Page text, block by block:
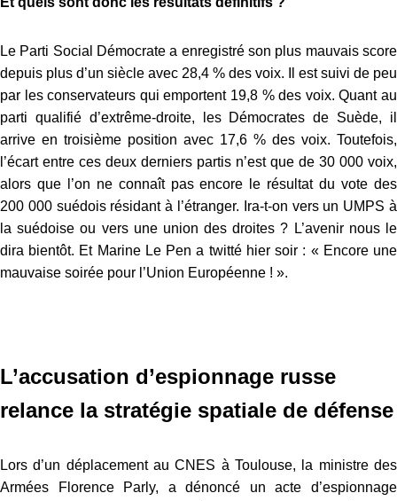
Le Parti Social Démocrate a enregistré son plus mauvais score
depuis plus d’un siècle avec 28,4 % des voix. Il est suivi de peu
par les conservateurs qui emportent 19,8 % des voix. Quant au
parti qualifié d’extrême-droite, les Démocrates de Suède, il
arrive en troisième position avec 17,6 % des voix. Toutefois,
l’écart entre ces deux derniers partis n’est que de 30 000 voix,
alors que l’on ne connaît pas encore le résultat du vote des
200 000 suédois résidant à l’étranger. Ira-t-on vers un UMPS à
la suédoise ou vers une union des droites ? L’avenir nous le
dira bientôt. Et Marine Le Pen a twitté hier soir : « Encore une
mauvaise soirée pour l’Union Européenne ! ».
L’accusation d’espionnage russe
relance la stratégie spatiale de défense
Lors d’un déplacement au CNES à Toulouse, la ministre des
Armées Florence Parly, a dénoncé un acte d’espionnage